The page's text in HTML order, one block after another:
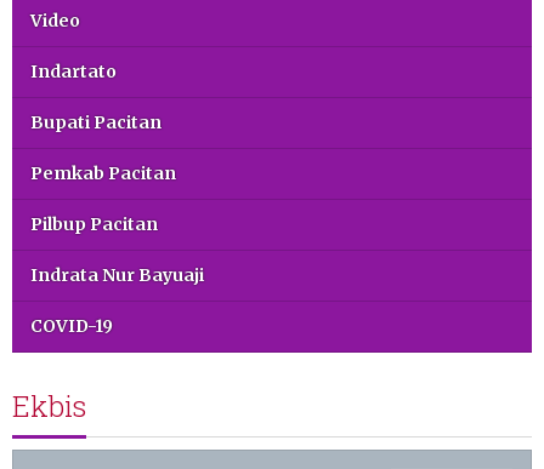
Video
Indartato
Bupati Pacitan
Pemkab Pacitan
Pilbup Pacitan
Indrata Nur Bayuaji
COVID-19
Ekbis